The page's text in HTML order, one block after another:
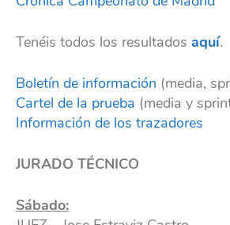
Tenéis todos los resultados aquí.
Boletín de información (media,
Cartel de la prueba (media y
Información de los trazadores
JURADO TÉCNICO
Sábado: